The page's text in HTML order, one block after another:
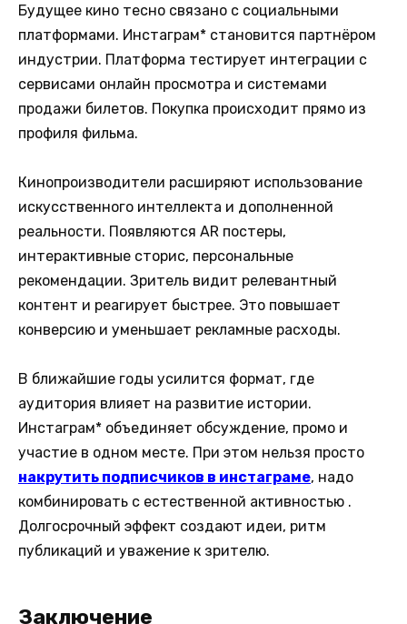
Будущее кино тесно связано с социальными
платформами. Инстаграм* становится партнёром
индустрии. Платформа тестирует интеграции с
сервисами онлайн просмотра и системами
продажи билетов. Покупка происходит прямо из
профиля фильма.
Кинопроизводители расширяют использование
искусственного интеллекта и дополненной
реальности. Появляются AR постеры,
интерактивные сторис, персональные
рекомендации. Зритель видит релевантный
контент и реагирует быстрее. Это повышает
конверсию и уменьшает рекламные расходы.
В ближайшие годы усилится формат, где
аудитория влияет на развитие истории.
Инстаграм* объединяет обсуждение, промо и
участие в одном месте. При этом нельзя просто
накрутить подписчиков в инстаграме, надо
комбинировать с естественной активностью .
Долгосрочный эффект создают идеи, ритм
публикаций и уважение к зрителю.
Заключение